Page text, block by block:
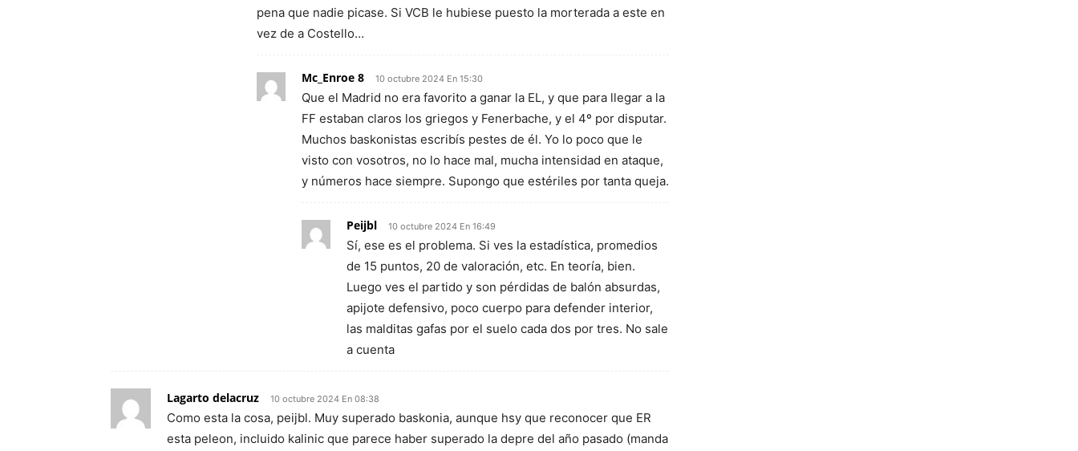
pena que nadie picase. Si VCB le hubiese puesto la morterada a este en
vez de a Costello…
Mc_Enroe 8 10 octubre 2024 En 15:30
Que el Madrid no era favorito a ganar la EL, y que para llegar a la
FF estaban claros los griegos y Fenerbache, y el 4º por disputar.
Muchos baskonistas escribís pestes de él. Yo lo poco que le
visto con vosotros, no lo hace mal, mucha intensidad en ataque,
y números hace siempre. Supongo que estériles por tanta queja.
Peijbl 10 octubre 2024 En 16:49
Sí, ese es el problema. Si ves la estadística, promedios
de 15 puntos, 20 de valoración, etc. En teoría, bien.
Luego ves el partido y son pérdidas de balón absurdas,
apijote defensivo, poco cuerpo para defender interior,
las malditas gafas por el suelo cada dos por tres. No sale
a cuenta
Lagarto delacruz 10 octubre 2024 En 08:38
Como esta la cosa, peijbl. Muy superado baskonia, aunque hsy que reconocer que ER
esta peleon, incluido kalinic que parece haber superado la depre del año pasado (manda